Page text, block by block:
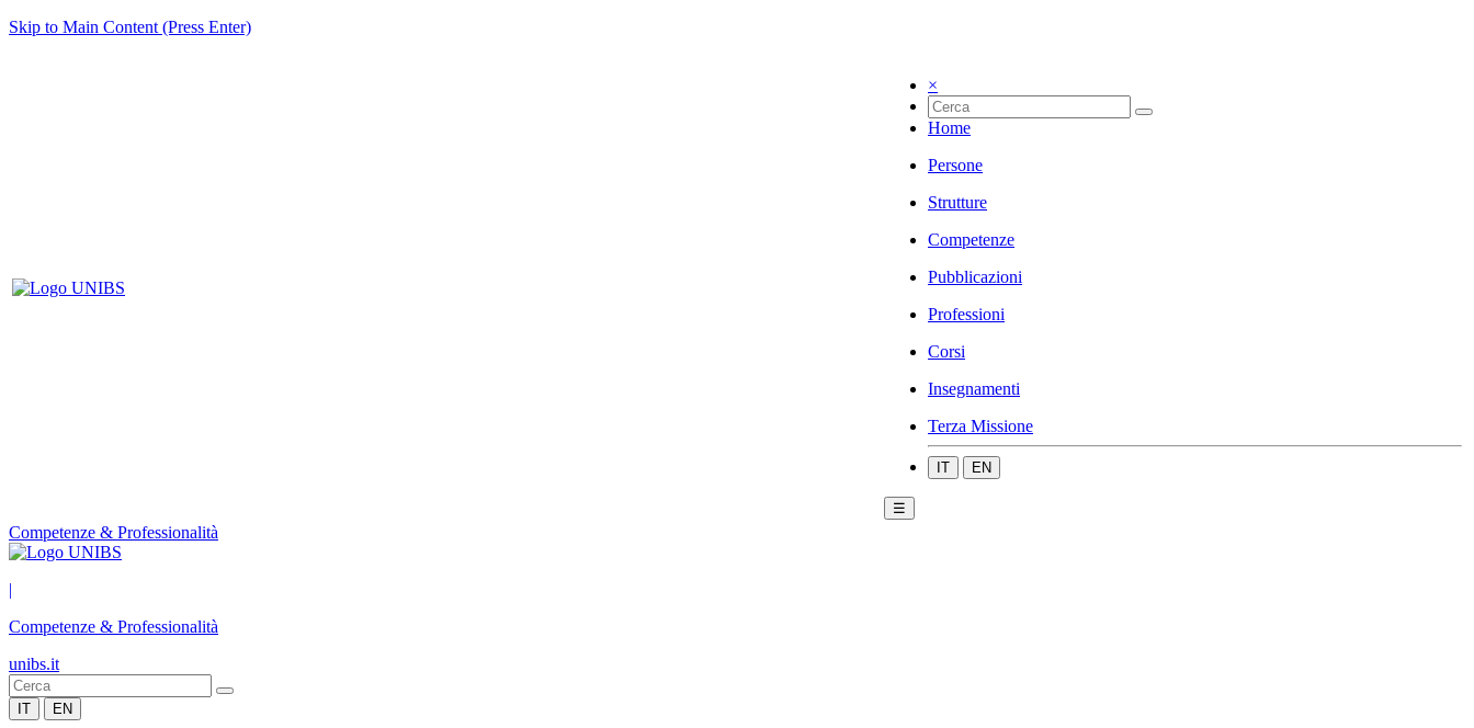
Skip to Main Content (Press Enter)
×
Home
Persone
Strutture
Competenze
Pubblicazioni
Professioni
Corsi
Insegnamenti
Terza Missione
IT EN
☰
Competenze & Professionalità
|
Competenze & Professionalità
unibs.it
IT EN